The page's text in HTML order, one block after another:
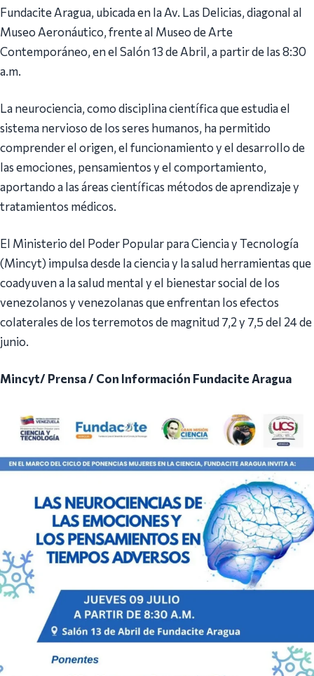
Fundacite Aragua, ubicada en la Av. Las Delicias, diagonal al
Museo Aeronáutico, frente al Museo de Arte
Contemporáneo, en el Salón 13 de Abril, a partir de las 8:30
a.m.
La neurociencia, como disciplina científica que estudia el
sistema nervioso de los seres humanos, ha permitido
comprender el origen, el funcionamiento y el desarrollo de
las emociones, pensamientos y el comportamiento,
aportando a las áreas científicas métodos de aprendizaje y
tratamientos médicos.
El Ministerio del Poder Popular para Ciencia y Tecnología
(Mincyt) impulsa desde la ciencia y la salud herramientas que
coadyuven a la salud mental y el bienestar social de los
venezolanos y venezolanas que enfrentan los efectos
colaterales de los terremotos de magnitud 7,2 y 7,5 del 24 de
junio.
Mincyt/ Prensa / Con Información Fundacite Aragua